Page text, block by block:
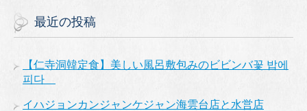
最近の投稿
【仁寺洞韓定食】美しい風呂敷包みのビビンバ꽃 밥에
피다
イハジョンカンジャンケジャン海雲台店と水営店